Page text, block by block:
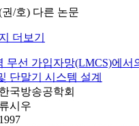
/호) 다른 논문
무선 가입자망(LMCS)에서
단말기 시스템 설계
한국방송공학회
류시우
1997